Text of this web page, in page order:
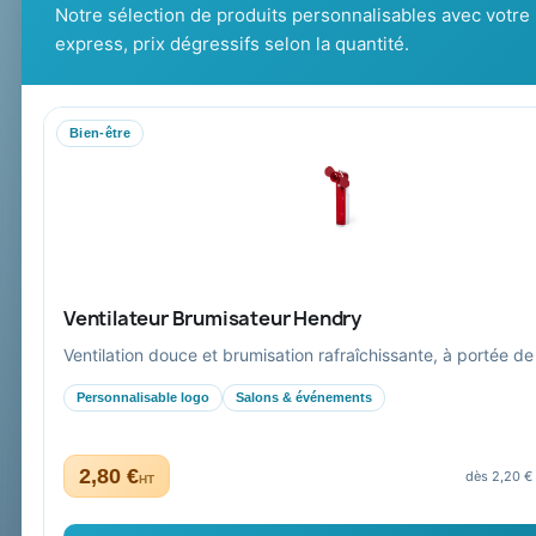
Notre sélection de produits personnalisables avec
express, prix dégressifs selon la quantité.
Bien-être
Ventilateur Brumisateur Hendry
Ventilation douce et brumisation rafraîchissante, à portée de
Personnalisable logo Salons & événements
2,80 €HT dès 2,20 €
cadeaux d’affaires personnalisés :
conseil, marquage et livraison pour
administrations.
Mandat administratif & Chorus Pro
Catalogue
Collectivités & administrations
Devis, mandat administratif et facturation Chorus Pro